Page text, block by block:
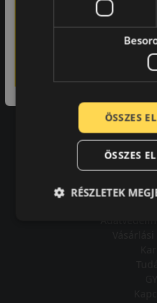
A bolt
Minden
ÖSSZES
ÖSSZES
RÉSZLETEK